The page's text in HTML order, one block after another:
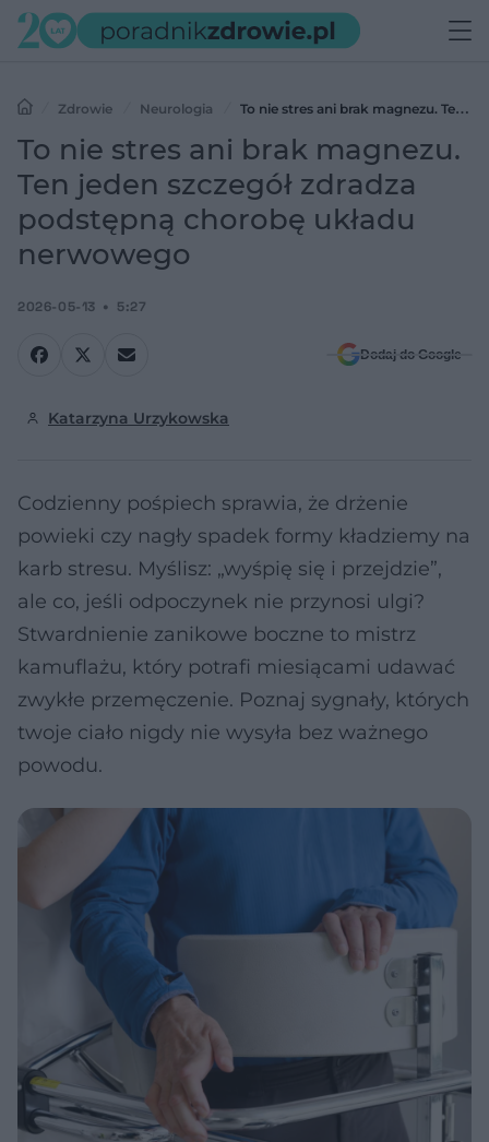
Zdrowie Neurologia
To nie stres ani brak magnezu. Ten
jeden szczegół zdradza podstępną chorobę układu nerwowego
To nie stres ani brak magnezu.
Ten jeden szczegół zdradza
podstępną chorobę układu
nerwowego
2026-05-13 5:27
Dodaj do Google
Katarzyna Urzykowska
Codzienny pośpiech sprawia, że drżenie
powieki czy nagły spadek formy kładziemy na
karb stresu. Myślisz: „wyśpię się i przejdzie”,
ale co, jeśli odpoczynek nie przynosi ulgi?
Stwardnienie zanikowe boczne to mistrz
kamuflażu, który potrafi miesiącami udawać
zwykłe przemęczenie. Poznaj sygnały, których
twoje ciało nigdy nie wysyła bez ważnego
powodu.